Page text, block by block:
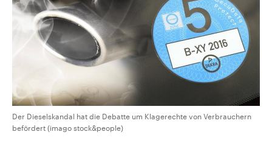
Der Dieselskandal hat die Debatte um Klagerechte von Verbrauchern
befördert (imago stock&people)